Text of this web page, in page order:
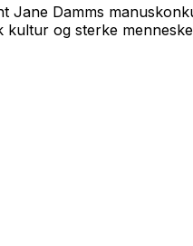
Jane Damms
og sterke